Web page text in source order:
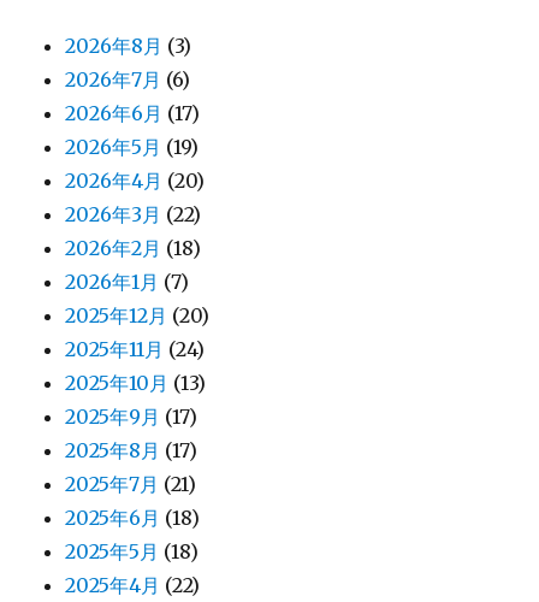
2026年8月 (3)
2026年7月 (6)
2026年6月 (17)
2026年5月 (19)
2026年4月 (20)
2026年3月 (22)
2026年2月 (18)
2026年1月 (7)
2025年12月 (20)
2025年11月 (24)
2025年10月 (13)
2025年9月 (17)
2025年8月 (17)
2025年7月 (21)
2025年6月 (18)
2025年5月 (18)
2025年4月 (22)